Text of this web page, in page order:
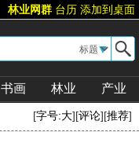
林业网群 台历 添加到桌面
▼
书画 林业 产业
[字号:大][评论][推荐]